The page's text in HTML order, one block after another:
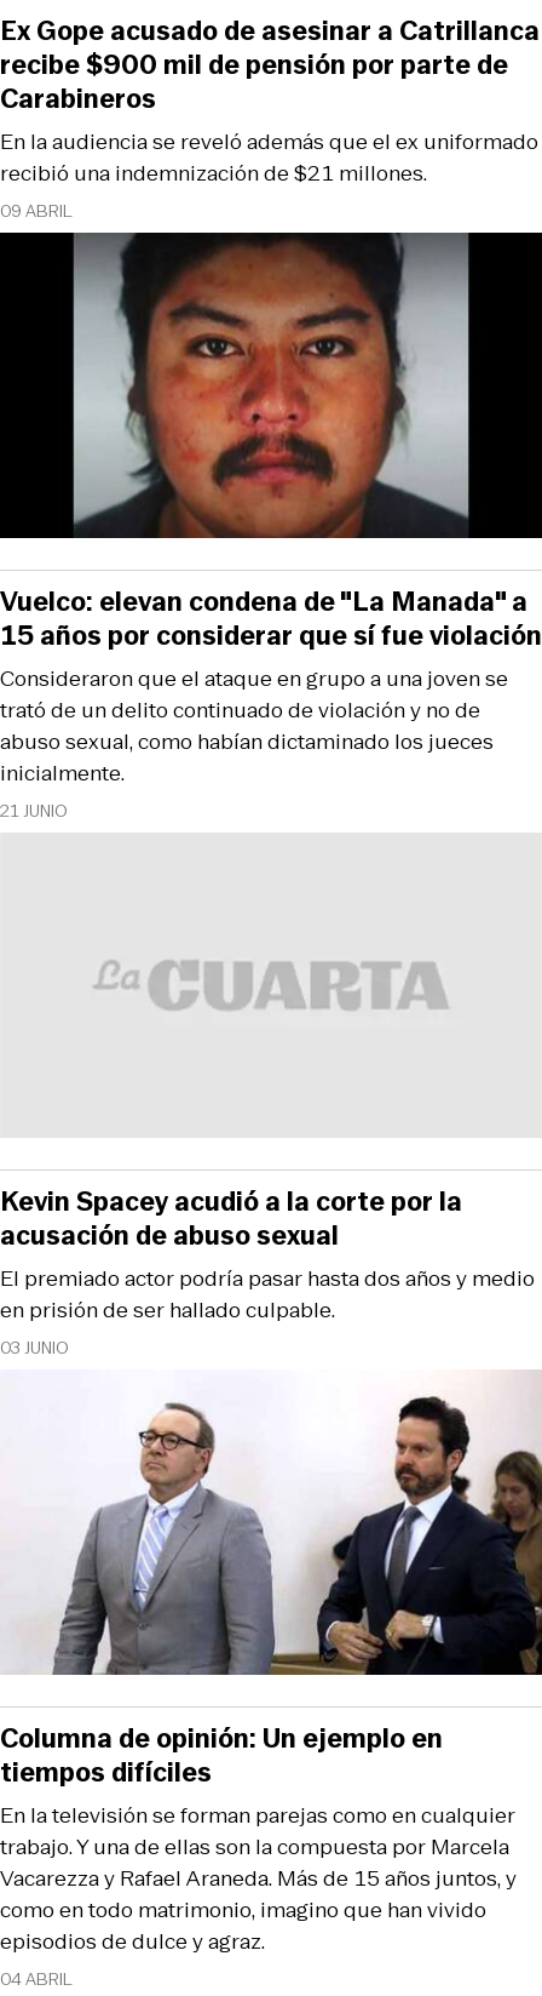
09 ABRIL
En la audiencia se reveló además que el ex uniformado
recibió una indemnización de $21 millones.
Ex Gope acusado de asesinar a Catrillanca
recibe $900 mil de pensión por parte de
Carabineros
21 JUNIO
Consideraron que el ataque en grupo a una joven se
trató de un delito continuado de violación y no de
abuso sexual, como habían dictaminado los jueces
inicialmente.
Vuelco: elevan condena de "La Manada" a
15 años por considerar que sí fue violación
03 JUNIO
El premiado actor podría pasar hasta dos años y medio
en prisión de ser hallado culpable.
Kevin Spacey acudió a la corte por la
acusación de abuso sexual
04 ABRIL
En la televisión se forman parejas como en cualquier
trabajo. Y una de ellas son la compuesta por Marcela
Vacarezza y Rafael Araneda. Más de 15 años juntos, y
como en todo matrimonio, imagino que han vivido
episodios de dulce y agraz.
Columna de opinión: Un ejemplo en
tiempos difíciles